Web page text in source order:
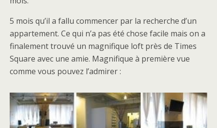
5 mois qu’il a fallu commencer par la recherche d’un
appartement. Ce qui n’a pas été chose facile mais on a
finalement trouvé un magnifique loft près de Times
Square avec une amie. Magnifique à première vue
comme vous pouvez l’admirer :